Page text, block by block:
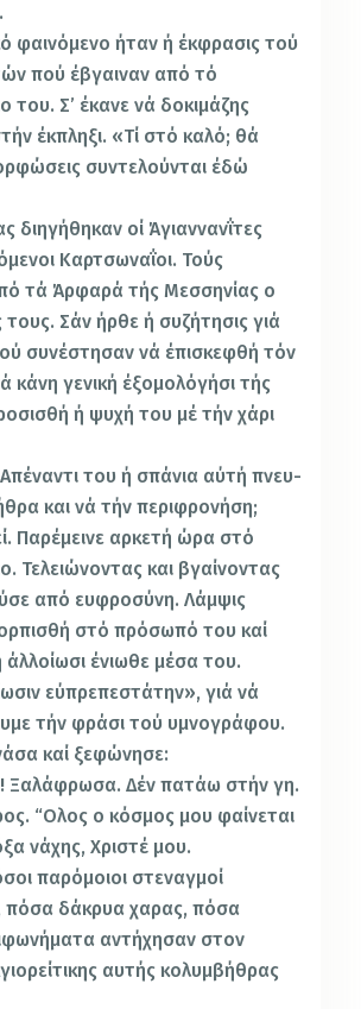
φαινόμενο ήταν ή έκφρασις τού
πού έβγαιναν από τό
του. Σ’ έκανε νά δοκιμάζης
έκπληξι. «Τί στό καλό; θά
συντελούνται έδώ
διηγήθηκαν οί Άγιαννανΐτες
Καρτσωναΐοι. Τούς
τά Άρφαρά τής Μεσσηνίας ο
Σάν ήρθε ή συζήτησις γιά
συνέστησαν νά έπισκεφθή τόν
γενική έξομολό­γήσι τής
ή ψυχή του μέ τήν χάρι
Απέναντι του ή σπάνια αύτή πνευ­
και νά τήν περιφρονήση;
Παρέμεινε αρκετή ώρα στό
Τελειώνοντας και βγαίνοντας
από ευφροσύνη. Λάμψις
στό πρόσωπό του καί
άλλοίωσι ένιωθε μέσα του.
εύπρεπεστάτην», γιά νά
τήν φράσι τού υμνογράφου.
καί ξεφώνησε:
Ξαλάφρωσα. Δέν πατάω στήν γη.
“Ολος ο κόσμος μου φαίνεται
νάχης, Χριστέ μου.
παρόμοιοι στεναγμοί
πόσα δάκρυα χαρας, πόσα
αντήχησαν στον
αυτής κολυμβήθρας